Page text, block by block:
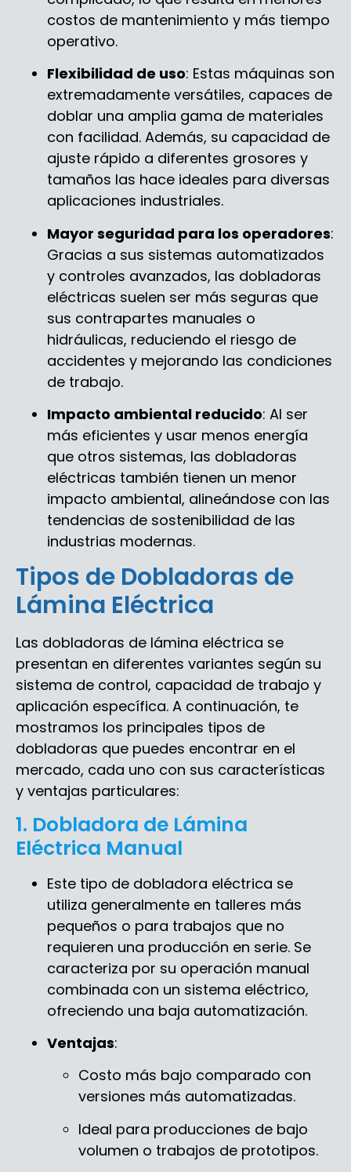
costos de mantenimiento y más tiempo
operativo.
Flexibilidad de uso: Estas máquinas son
extremadamente versátiles, capaces de
doblar una amplia gama de materiales
con facilidad. Además, su capacidad de
ajuste rápido a diferentes grosores y
tamaños las hace ideales para diversas
aplicaciones industriales.
Mayor seguridad para los operadores:
Gracias a sus sistemas automatizados
y controles avanzados, las dobladoras
eléctricas suelen ser más seguras que
sus contrapartes manuales o
hidráulicas, reduciendo el riesgo de
accidentes y mejorando las condiciones
de trabajo.
Impacto ambiental reducido: Al ser
más eficientes y usar menos energía
que otros sistemas, las dobladoras
eléctricas también tienen un menor
impacto ambiental, alineándose con las
tendencias de sostenibilidad de las
industrias modernas.
Tipos de Dobladoras de
Lámina Eléctrica
Las dobladoras de lámina eléctrica se
presentan en diferentes variantes según su
sistema de control, capacidad de trabajo y
aplicación específica. A continuación, te
mostramos los principales tipos de
dobladoras que puedes encontrar en el
mercado, cada uno con sus características
y ventajas particulares:
1. Dobladora de Lámina
Eléctrica Manual
Este tipo de dobladora eléctrica se
utiliza generalmente en talleres más
pequeños o para trabajos que no
requieren una producción en serie. Se
caracteriza por su operación manual
combinada con un sistema eléctrico,
ofreciendo una baja automatización.
Ventajas:
Costo más bajo comparado con
versiones más automatizadas.
Ideal para producciones de bajo
volumen o trabajos de prototipos.